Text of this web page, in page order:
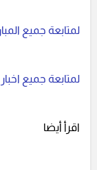
لمتابعة جميع
لمتابعة جميع
اقرأ أيضا